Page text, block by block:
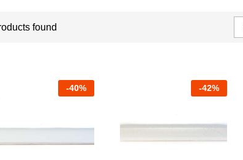
found
-40% -42%